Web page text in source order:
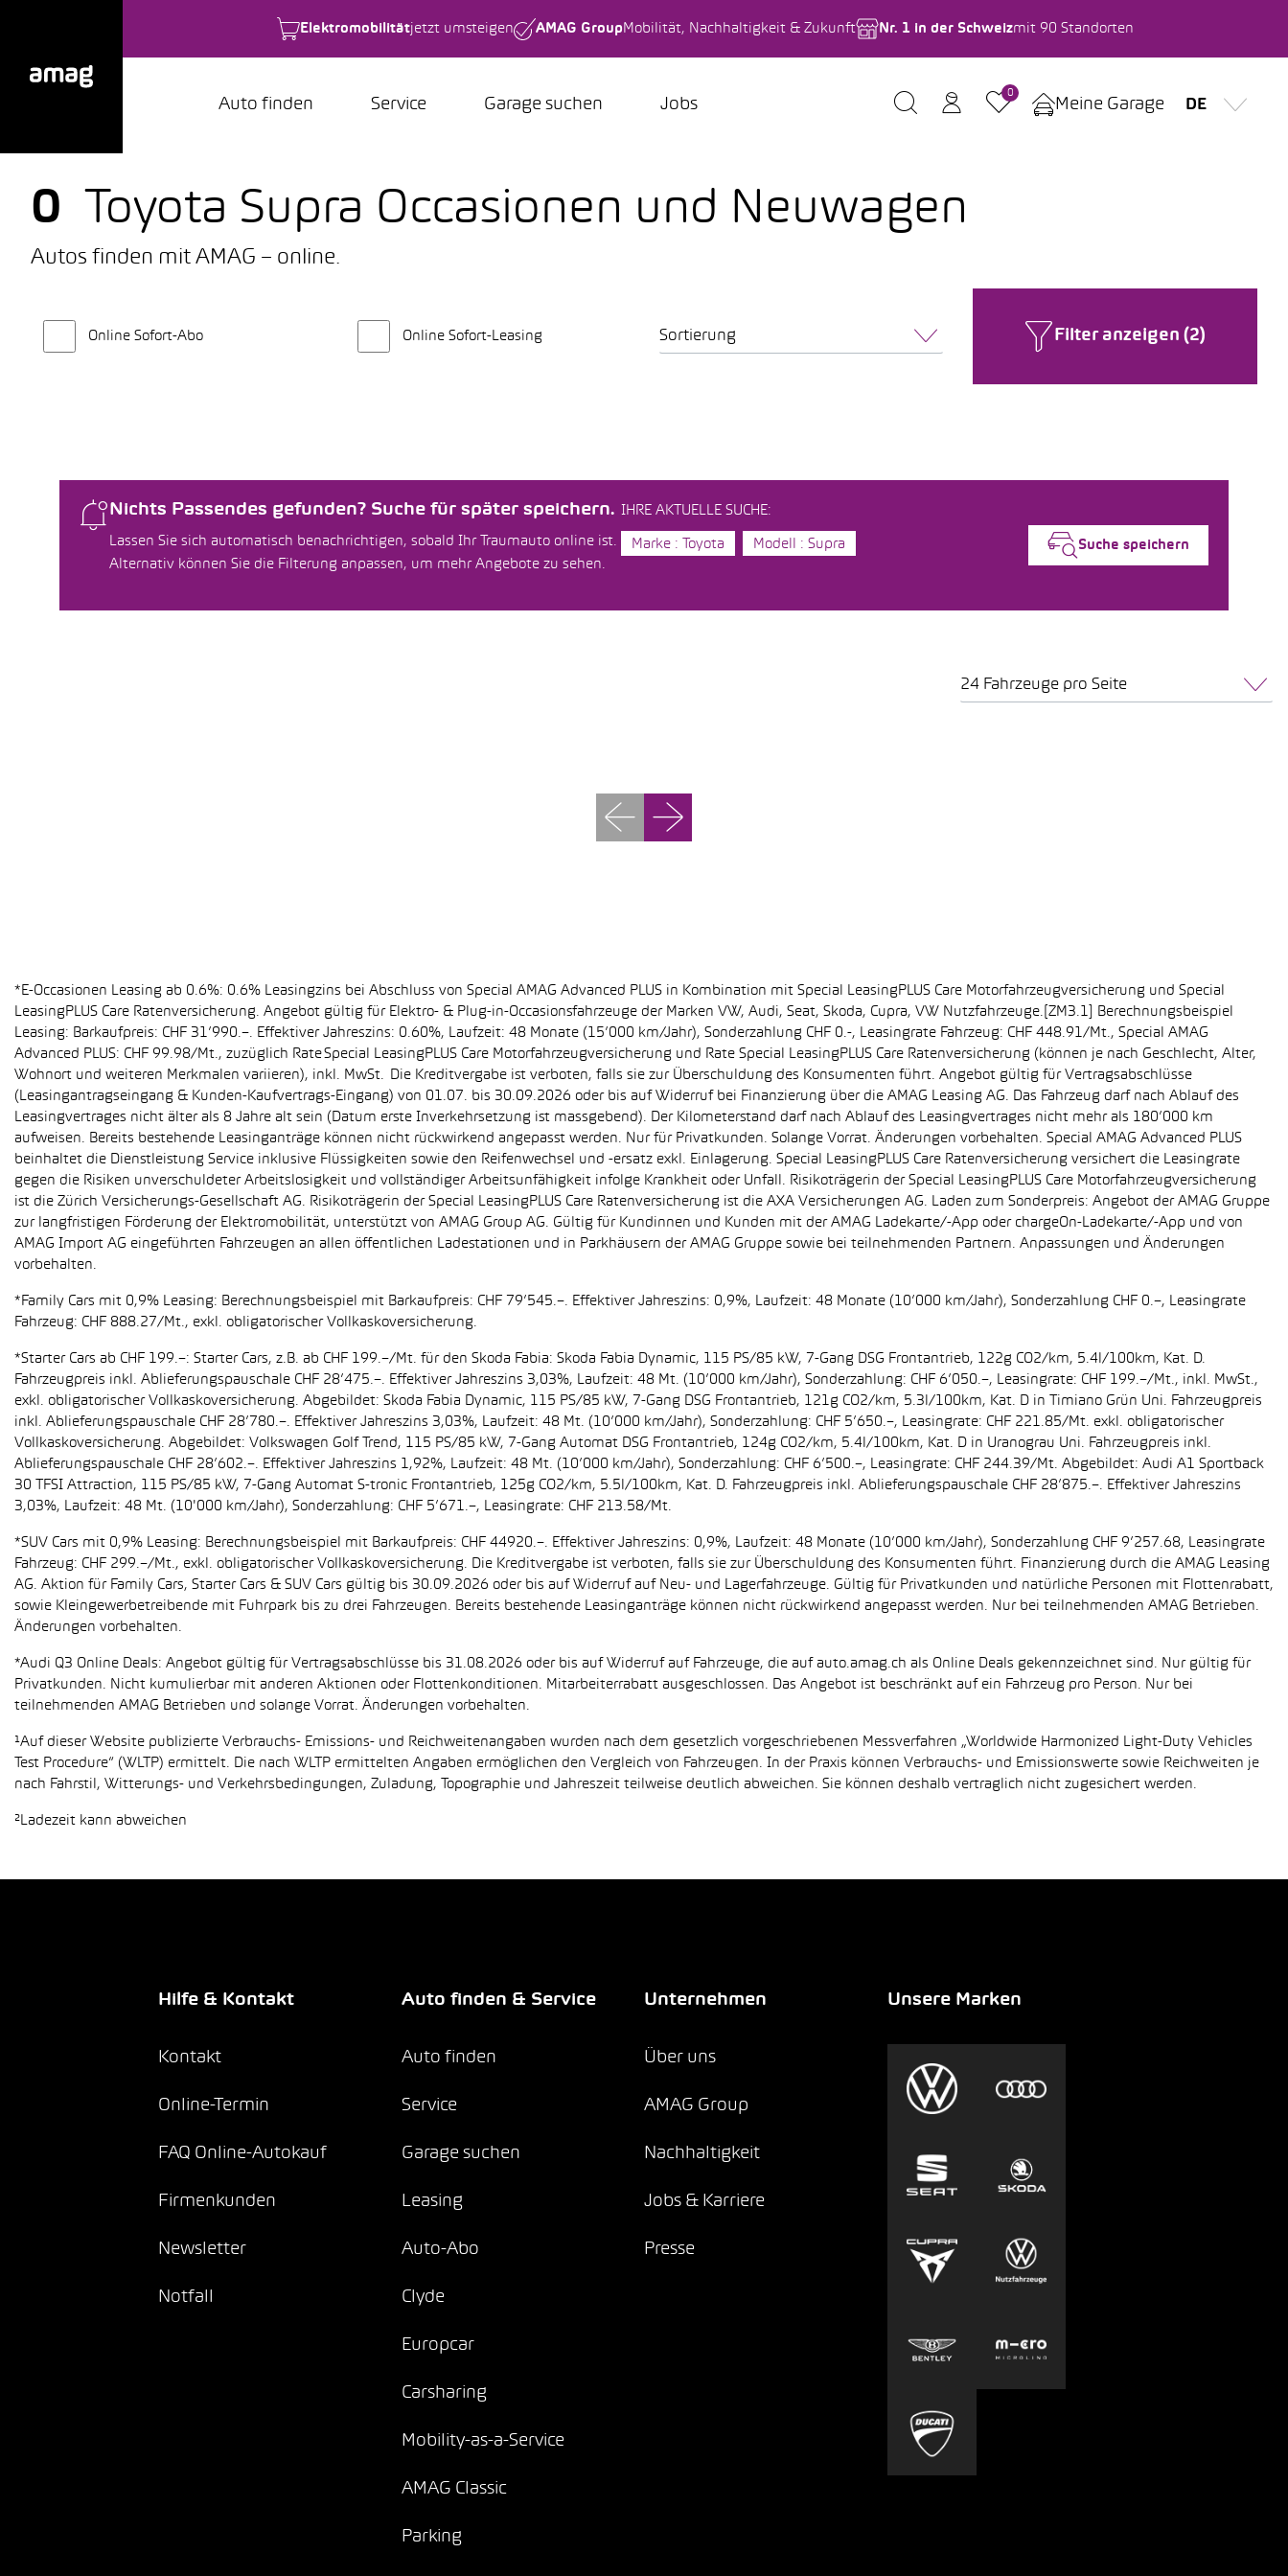
Elektromobilitätjetzt umsteigen AMAG Group Mobilität, Nachhaltigkeit & Zukunft Nr. 1 in der Schweizmit 90 Standorten
Auto finden Service Garage suchen Jobs
0
Meine Garage DE
0 Toyota Supra Occasionen und Neuwagen
Autos finden mit AMAG – online.
Online Sofort-Abo Online Sofort-Leasing Sortierung Filter anzeigen (2)
Nichts Passendes gefunden? Suche für später speichern.
Lassen Sie sich automatisch benachrichtigen, sobald Ihr Traumauto online ist.
Alternativ können Sie die Filterung anpassen, um mehr Angebote zu sehen.
IHRE AKTUELLE SUCHE:
Marke : Toyota Modell : Supra Suche speichern
24 Fahrzeuge pro Seite
*E-Occasionen Leasing ab 0.6%: 0.6% Leasingzins bei Abschluss von Special AMAG Advanced PLUS in Kombination mit Special LeasingPLUS Care Motorfahrzeugversicherung und Special
LeasingPLUS Care Ratenversicherung. Angebot gültig für Elektro- & Plug-in-Occasionsfahrzeuge der Marken VW, Audi, Seat, Skoda, Cupra, VW Nutzfahrzeuge.[ZM3.1] Berechnungsbeispiel
Leasing: Barkaufpreis: CHF 31’990.–. Effektiver Jahreszins: 0.60%, Laufzeit: 48 Monate (15’000 km/Jahr), Sonderzahlung CHF 0.-, Leasingrate Fahrzeug: CHF 448.91/Mt., Special AMAG
Advanced PLUS: CHF 99.98/Mt., zuzüglich Rate Special LeasingPLUS Care Motorfahrzeugversicherung und Rate Special LeasingPLUS Care Ratenversicherung (können je nach Geschlecht, Alter,
Wohnort und weiteren Merkmalen variieren), inkl. MwSt. Die Kreditvergabe ist verboten, falls sie zur Überschuldung des Konsumenten führt. Angebot gültig für Vertragsabschlüsse
(Leasingantragseingang & Kunden-Kaufvertrags-Eingang) von 01.07. bis 30.09.2026 oder bis auf Widerruf bei Finanzierung über die AMAG Leasing AG. Das Fahrzeug darf nach Ablauf des
Leasingvertrages nicht älter als 8 Jahre alt sein (Datum erste Inverkehrsetzung ist massgebend). Der Kilometerstand darf nach Ablauf des Leasingvertrages nicht mehr als 180’000 km
aufweisen. Bereits bestehende Leasinganträge können nicht rückwirkend angepasst werden. Nur für Privatkunden. Solange Vorrat. Änderungen vorbehalten. Special AMAG Advanced PLUS
beinhaltet die Dienstleistung Service inklusive Flüssigkeiten sowie den Reifenwechsel und -ersatz exkl. Einlagerung. Special LeasingPLUS Care Ratenversicherung versichert die Leasingrate
gegen die Risiken unverschuldeter Arbeitslosigkeit und vollständiger Arbeitsunfähigkeit infolge Krankheit oder Unfall. Risikoträgerin der Special LeasingPLUS Care Motorfahrzeugversicherung
ist die Zürich Versicherungs-Gesellschaft AG. Risikoträgerin der Special LeasingPLUS Care Ratenversicherung ist die AXA Versicherungen AG. Laden zum Sonderpreis: Angebot der AMAG Gruppe
zur langfristigen Förderung der Elektromobilität, unterstützt von AMAG Group AG. Gültig für Kundinnen und Kunden mit der AMAG Ladekarte/-App oder chargeOn-Ladekarte/-App und von
AMAG Import AG eingeführten Fahrzeugen an allen öffentlichen Ladestationen und in Parkhäusern der AMAG Gruppe sowie bei teilnehmenden Partnern. Anpassungen und Änderungen
vorbehalten.
*Family Cars mit 0,9% Leasing: Berechnungsbeispiel mit Barkaufpreis: CHF 79’545.–. Effektiver Jahreszins: 0,9%, Laufzeit: 48 Monate (10’000 km/Jahr), Sonderzahlung CHF 0.–, Leasingrate
Fahrzeug: CHF 888.27/Mt., exkl. obligatorischer Vollkaskoversicherung.
*Starter Cars ab CHF 199.–: Starter Cars, z.B. ab CHF 199.–/Mt. für den Skoda Fabia: Skoda Fabia Dynamic, 115 PS/85 kW, 7-Gang DSG Frontantrieb, 122g CO2/km, 5.4l/100km, Kat. D.
Fahrzeugpreis inkl. Ablieferungspauschale CHF 28’475.–. Effektiver Jahreszins 3,03%, Laufzeit: 48 Mt. (10’000 km/Jahr), Sonderzahlung: CHF 6’050.–, Leasingrate: CHF 199.–/Mt., inkl. MwSt.,
exkl. obligatorischer Vollkaskoversicherung. Abgebildet: Skoda Fabia Dynamic, 115 PS/85 kW, 7-Gang DSG Frontantrieb, 121g CO2/km, 5.3l/100km, Kat. D in Timiano Grün Uni. Fahrzeugpreis
inkl. Ablieferungspauschale CHF 28’780.–. Effektiver Jahreszins 3,03%, Laufzeit: 48 Mt. (10’000 km/Jahr), Sonderzahlung: CHF 5’650.–, Leasingrate: CHF 221.85/Mt. exkl. obligatorischer
Vollkaskoversicherung. Abgebildet: Volkswagen Golf Trend, 115 PS/85 kW, 7-Gang Automat DSG Frontantrieb, 124g CO2/km, 5.4l/100km, Kat. D in Uranograu Uni. Fahrzeugpreis inkl.
Ablieferungspauschale CHF 28’602.–. Effektiver Jahreszins 1,92%, Laufzeit: 48 Mt. (10’000 km/Jahr), Sonderzahlung: CHF 6’500.–, Leasingrate: CHF 244.39/Mt. Abgebildet: Audi A1 Sportback
30 TFSI Attraction, 115 PS/85 kW, 7-Gang Automat S-tronic Frontantrieb, 125g CO2/km, 5.5l/100km, Kat. D. Fahrzeugpreis inkl. Ablieferungspauschale CHF 28’875.–. Effektiver Jahreszins
3,03%, Laufzeit: 48 Mt. (10'000 km/Jahr), Sonderzahlung: CHF 5’671.–, Leasingrate: CHF 213.58/Mt.
*SUV Cars mit 0,9% Leasing: Berechnungsbeispiel mit Barkaufpreis: CHF 44920.–. Effektiver Jahreszins: 0,9%, Laufzeit: 48 Monate (10’000 km/Jahr), Sonderzahlung CHF 9’257.68, Leasingrate
Fahrzeug: CHF 299.–/Mt., exkl. obligatorischer Vollkaskoversicherung. Die Kreditvergabe ist verboten, falls sie zur Überschuldung des Konsumenten führt. Finanzierung durch die AMAG Leasing
AG. Aktion für Family Cars, Starter Cars & SUV Cars gültig bis 30.09.2026 oder bis auf Widerruf auf Neu- und Lagerfahrzeuge. Gültig für Privatkunden und natürliche Personen mit Flottenrabatt,
sowie Kleingewerbetreibende mit Fuhrpark bis zu drei Fahrzeugen. Bereits bestehende Leasinganträge können nicht rückwirkend angepasst werden. Nur bei teilnehmenden AMAG Betrieben.
Änderungen vorbehalten.
*Audi Q3 Online Deals: Angebot gültig für Vertragsabschlüsse bis 31.08.2026 oder bis auf Widerruf auf Fahrzeuge, die auf auto.amag.ch als Online Deals gekennzeichnet sind. Nur gültig für
Privatkunden. Nicht kumulierbar mit anderen Aktionen oder Flottenkonditionen. Mitarbeiterrabatt ausgeschlossen. Das Angebot ist beschränkt auf ein Fahrzeug pro Person. Nur bei
teilnehmenden AMAG Betrieben und solange Vorrat. Änderungen vorbehalten.
¹Auf dieser Website publizierte Verbrauchs- Emissions- und Reichweitenangaben wurden nach dem gesetzlich vorgeschriebenen Messverfahren „Worldwide Harmonized Light-Duty Vehicles
Test Procedure“ (WLTP) ermittelt. Die nach WLTP ermittelten Angaben ermöglichen den Vergleich von Fahrzeugen. In der Praxis können Verbrauchs- und Emissionswerte sowie Reichweiten je
nach Fahrstil, Witterungs- und Verkehrsbedingungen, Zuladung, Topographie und Jahreszeit teilweise deutlich abweichen. Sie können deshalb vertraglich nicht zugesichert werden.
²Ladezeit kann abweichen
Hilfe & Kontakt
Kontakt
Online-Termin
FAQ Online-Autokauf
Firmenkunden
Newsletter
Notfall
Auto finden & Service
Auto finden
Service
Garage suchen
Leasing
Auto-Abo
Clyde
Europcar
Carsharing
Mobility-as-a-Service
AMAG Classic
Parking
Unternehmen
Über uns
AMAG Group
Nachhaltigkeit
Jobs & Karriere
Presse
Unsere Marken